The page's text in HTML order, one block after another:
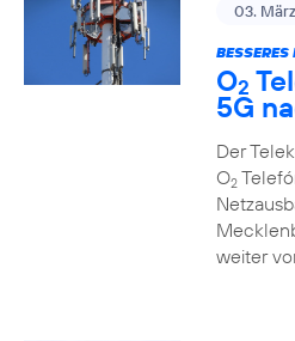
03.
O2
5G
Der
O2
weiter